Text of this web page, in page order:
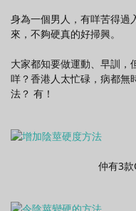
身為一個男人，有咩苦得過
來，不夠硬真的好掃興。
大家都知要做運動、早訓，
咩？香港人太忙碌，病都無
法？ 有！
仲有3